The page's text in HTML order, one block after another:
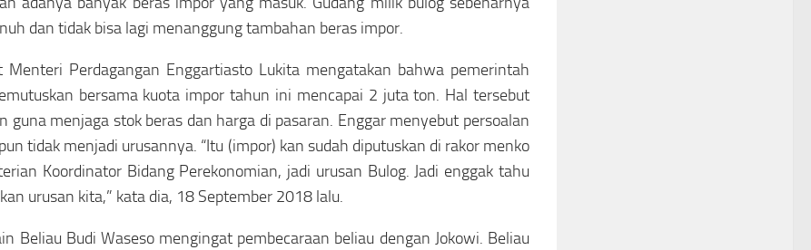
dan tidak bisa lagi menanggung tambahan beras impor.
Menteri Perdagangan Enggartiasto Lukita mengatakan bahwa pemerintah
bersama kuota impor tahun ini mencapai 2 juta ton. Hal tersebut
guna menjaga stok beras dan harga di pasaran. Enggar menyebut persoalan
tidak menjadi urusannya. “Itu (impor) kan sudah diputuskan di rakor menko
Koordinator Bidang Perekonomian, jadi urusan Bulog. Jadi enggak tahu
urusan kita,” kata dia, 18 September 2018 lalu.
Beliau Budi Waseso mengingat pembecaraan beliau dengan Jokowi. Beliau